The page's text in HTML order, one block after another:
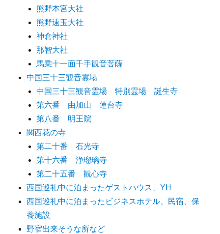
熊野本宮大社
熊野速玉大社
神倉神社
那智大社
馬乗十一面千手観音菩薩
中国三十三観音霊場
中国三十三観音霊場 特別霊場 誕生寺
第六番 由加山 蓮台寺
第八番 明王院
関西花の寺
第二十番 石光寺
第十六番 浄瑠璃寺
第二十五番 観心寺
西国巡礼中に泊まったゲストハウス、YH
西国巡礼中に泊まったビジネスホテル、民宿、保
養施設
野宿出来そうな所など